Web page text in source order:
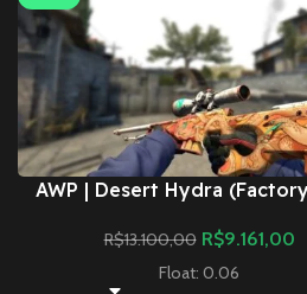
AWP | Desert Hydra
R$13.100,00 R$9.161,00
Float: 0.06